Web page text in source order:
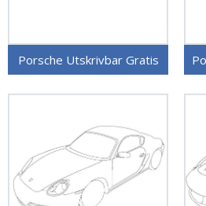
Porsche Utskrivbar Gratis